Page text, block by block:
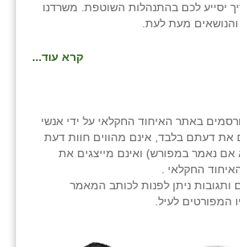
יסייע לכם בהתנהלות השוטפת. משרדנו
מעת לעת.
קרא עוד...
באתר האיחוד החקלאי על ידי אנשי
את דעתם בלבד, אינם מהווים חוות דעת
נאמר במפורש) ואינם מייצגים את
החקלאי .
ותגובות ניתן לפנות לכותב המאמר
המפורטים לעיל.